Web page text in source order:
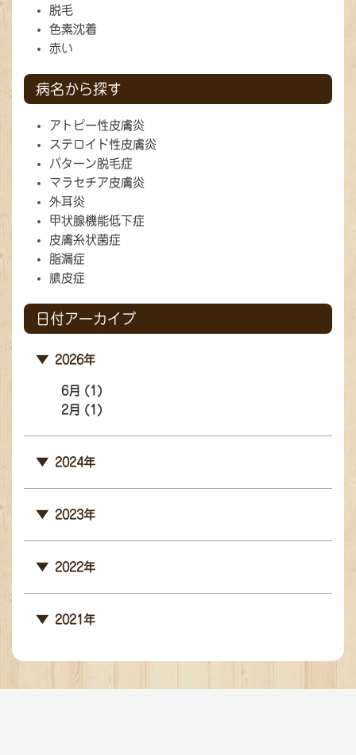
脱毛
色素沈着
赤い
病名から探す
アトピー性皮膚炎
ステロイド性皮膚炎
パターン脱毛症
マラセチア皮膚炎
外耳炎
甲状腺機能低下症
皮膚糸状菌症
脂漏症
膿皮症
日付アーカイブ
2026年
6月 (1)
2月 (1)
2024年
2023年
2022年
2021年